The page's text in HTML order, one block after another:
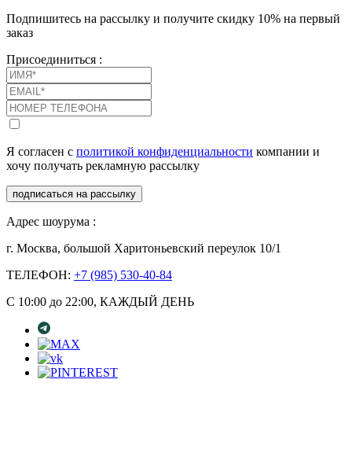
Подпишитесь на рассылку и получите скидку 10% на первый
заказ
Присоединиться :
Я согласен с политикой конфиденциальности компании и
хочу получать рекламную рассылку
подписаться на рассылку
Адрес шоурума :
г. Москва, большой Харитоньевский переулок 10/1
ТЕЛЕФОН: +7 (985) 530-40-84
С 10:00 до 22:00, КАЖДЫЙ ДЕНЬ